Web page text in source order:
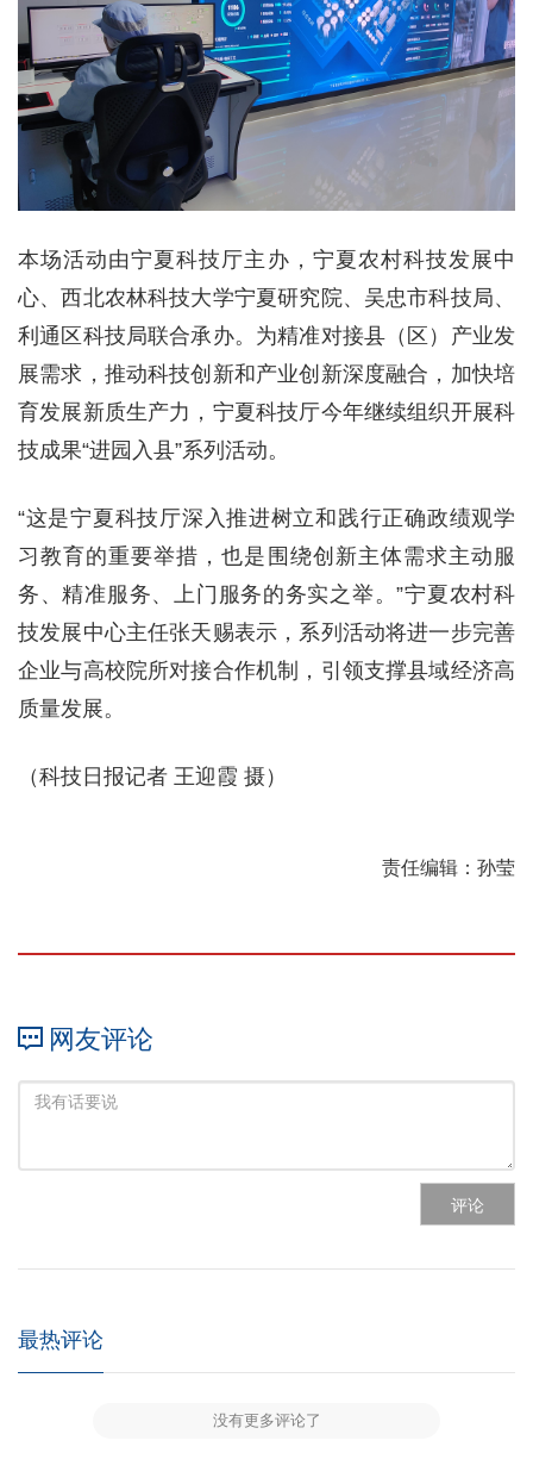
本场活动由宁夏科技厅主办，宁夏农村科技发展中
心、西北农林科技大学宁夏研究院、吴忠市科技局、
利通区科技局联合承办。为精准对接县（区）产业发
展需求，推动科技创新和产业创新深度融合，加快培
育发展新质生产力，宁夏科技厅今年继续组织开展科
技成果“进园入县”系列活动。
“这是宁夏科技厅深入推进树立和践行正确政绩观学
习教育的重要举措，也是围绕创新主体需求主动服
务、精准服务、上门服务的务实之举。”宁夏农村科
技发展中心主任张天赐表示，系列活动将进一步完善
企业与高校院所对接合作机制，引领支撑县域经济高
质量发展。
（科技日报记者 王迎霞 摄）
责任编辑：孙莹
网友评论
评论
最热评论
没有更多评论了